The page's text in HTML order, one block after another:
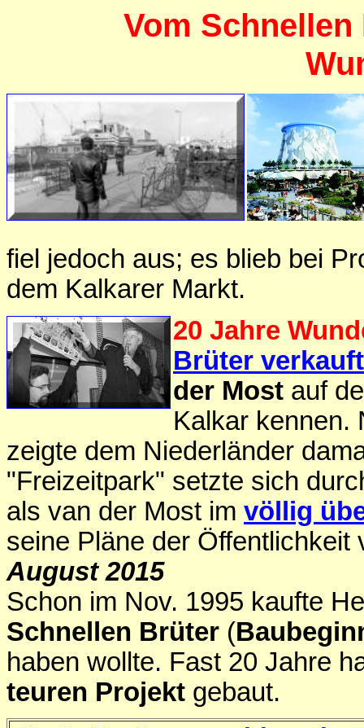
Vom Schnellen
fiel jedoch aus; es blieb bei
dem Kalkarer Markt.
20 Jahre
Brüter verkauft
der Most auf
Kalkar kennen.
zeigte dem Niederländer
"Freizeitpark" setzte sich
als van der Most im völlig
seine Pläne der
August 2015
Schon im Nov. 1995 kaufte
Schnellen Brüter (
haben wollte. Fast 20 Jahre
teuren Projekt gebaut.